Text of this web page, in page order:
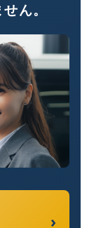
ん。
›